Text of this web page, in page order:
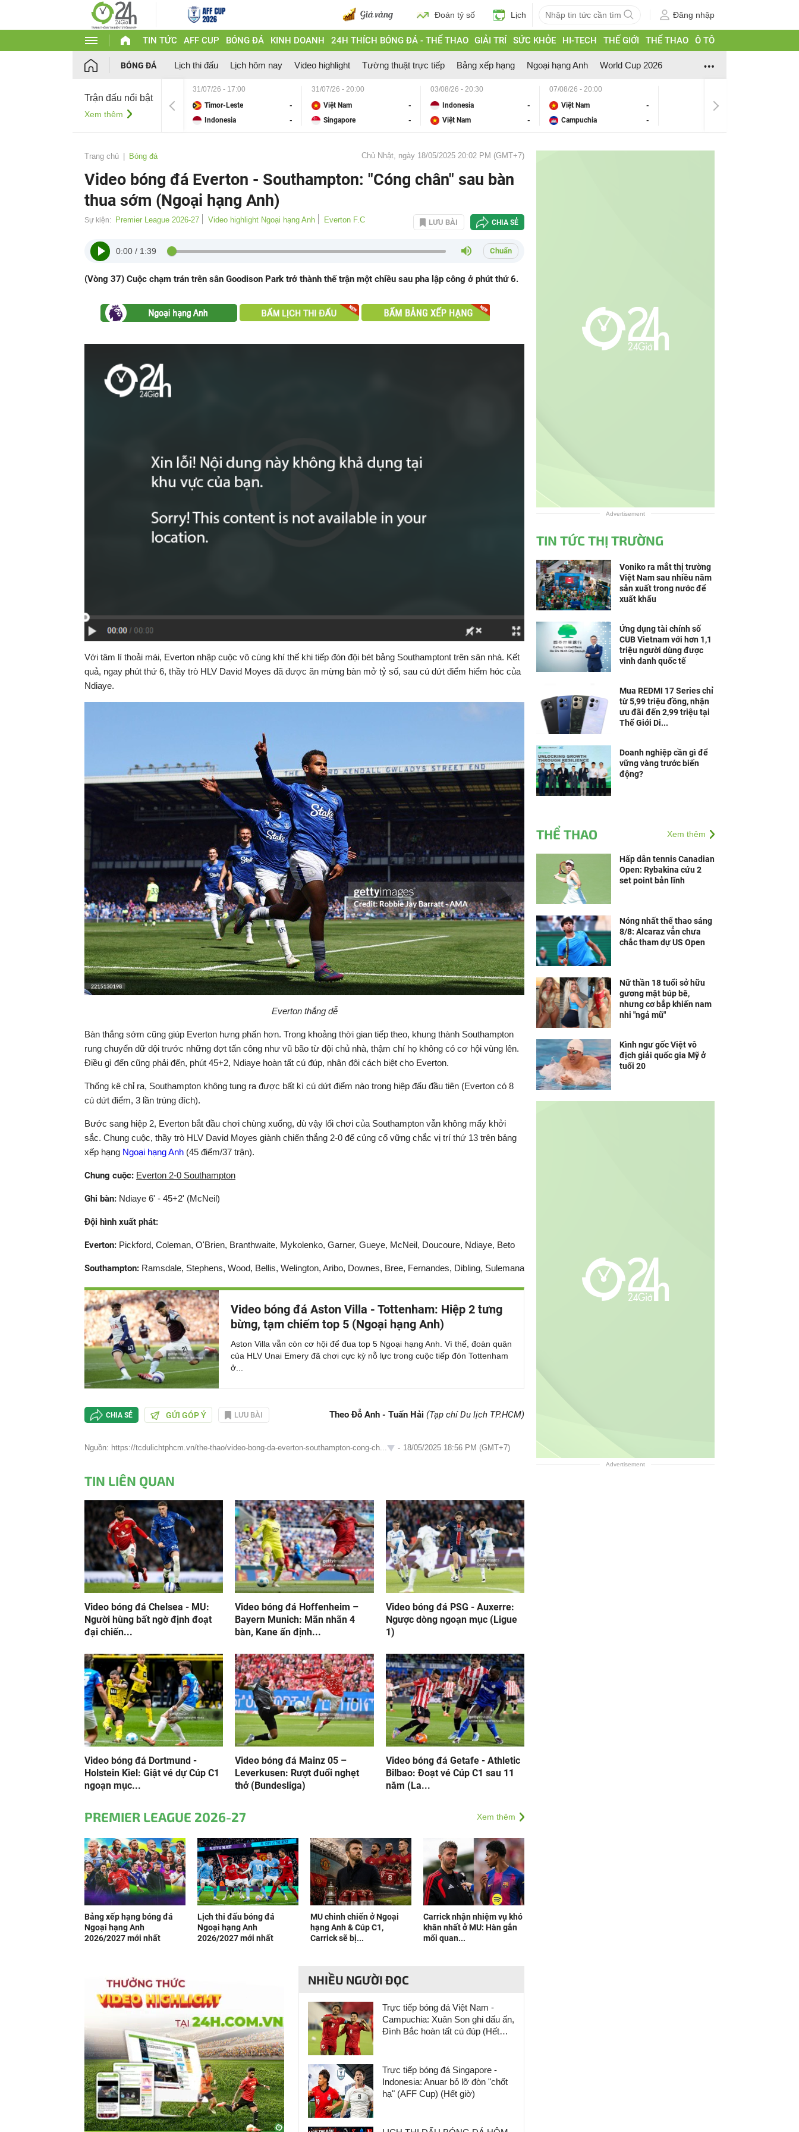
Đoán tỷ số Lịch Đăng nhập
TIN TỨC AFF CUP BÓNG ĐÁ KINH DOANH 24H THÍCH BÓNG ĐÁ - THỂ THAO GIẢI TRÍ SỨC KHỎE HI-TECH THẾ GIỚI THỂ THAO Ô TÔ
BÓNG ĐÁ Lịch thi đấu Lịch hôm nay Video highlight Tường thuật trực tiếp Bảng xếp hạng Ngoại hạng Anh World Cup 2026
Trận đấu nổi bật
Xem thêm
31/07/26 - 17:00
Timor-Leste
-
Indonesia
-
31/07/26 - 20:00
Việt Nam
-
Singapore
-
03/08/26 - 20:30
Indonesia
-
Việt Nam
-
07/08/26 - 20:00
Việt Nam
-
Campuchia
-
Trang chủ Bóng đá Chủ Nhật, ngày 18/05/2025 20:02 PM (GMT+7)
Video bóng đá Everton - Southampton: "Cóng chân" sau bàn
thua sớm (Ngoại hạng Anh)
Sự kiện: Premier League 2026-27 Video highlight Ngoại hạng Anh Everton F.C LƯU BÀI CHIA SẺ
0:00 / 1:39 Chuẩn
(Vòng 37) Cuộc chạm trán trên sân Goodison Park trở thành thế trận một chiều sau pha lập công ở phút thứ 6.
Với tâm lí thoải mái, Everton nhập cuộc vô cùng khí thế khi tiếp đón đội bét bảng Southamptont trên sân nhà. Kết
quả, ngay phút thứ 6, thầy trò HLV David Moyes đã được ăn mừng bàn mở tỷ số, sau cú dứt điểm hiểm hóc của
Ndiaye.
Everton thắng dễ
Bàn thắng sớm cũng giúp Everton hưng phấn hơn. Trong khoảng thời gian tiếp theo, khung thành Southampton
rung chuyển dữ dội trước những đợt tấn công như vũ bão từ đội chủ nhà, thậm chí họ không có cơ hội vùng lên.
Điều gì đến cũng phải đến, phút 45+2, Ndiaye hoàn tất cú đúp, nhân đôi cách biệt cho Everton.
Thống kê chỉ ra, Southampton không tung ra được bất kì cú dứt điểm nào trong hiệp đấu đầu tiên (Everton có 8
cú dứt điểm, 3 lần trúng đích).
Bước sang hiệp 2, Everton bắt đầu chơi chùng xuống, dù vậy lối chơi của Southampton vẫn không mấy khởi
sắc. Chung cuộc, thầy trò HLV David Moyes giành chiến thắng 2-0 để củng cố vững chắc vị trí thứ 13 trên bảng
xếp hạng Ngoại hạng Anh (45 điểm/37 trận).
Chung cuộc: Everton 2-0 Southampton
Ghi bàn: Ndiaye 6' - 45+2' (McNeil)
Đội hình xuất phát:
Everton: Pickford, Coleman, O'Brien, Branthwaite, Mykolenko, Garner, Gueye, McNeil, Doucoure, Ndiaye, Beto
Southampton: Ramsdale, Stephens, Wood, Bellis, Welington, Aribo, Downes, Bree, Fernandes, Dibling, Sulemana
Video bóng đá Aston Villa - Tottenham: Hiệp 2 tưng
bừng, tạm chiếm top 5 (Ngoại hạng Anh)
Aston Villa vẫn còn cơ hội để đua top 5 Ngoại hạng Anh. Vì thế, đoàn quân
của HLV Unai Emery đã chơi cực kỳ nỗ lực trong cuộc tiếp đón Tottenham
ở...
CHIA SẺ GỬI GÓP Ý LƯU BÀI Theo Đỗ Anh - Tuấn Hải (Tạp chí Du lịch TP.HCM)
Nguồn: https://tcdulichtphcm.vn/the-thao/video-bong-da-everton-southampton-cong-ch... - 18/05/2025 18:56 PM (GMT+7)
TIN LIÊN QUAN
Video bóng đá Chelsea - MU:
Người hùng bất ngờ định đoạt
đại chiến...
Video bóng đá Hoffenheim –
Bayern Munich: Mãn nhãn 4
bàn, Kane ấn định...
Video bóng đá PSG - Auxerre:
Ngược dòng ngoạn mục (Ligue
1)
Video bóng đá Dortmund -
Holstein Kiel: Giật vé dự Cúp C1
ngoạn mục...
Video bóng đá Mainz 05 –
Leverkusen: Rượt đuổi nghẹt
thở (Bundesliga)
Video bóng đá Getafe - Athletic
Bilbao: Đoạt vé Cúp C1 sau 11
năm (La...
PREMIER LEAGUE 2026-27 Xem thêm
Bảng xếp hạng bóng đá
Ngoại hạng Anh
2026/2027 mới nhất
Lịch thi đấu bóng đá
Ngoại hạng Anh
2026/2027 mới nhất
MU chinh chiến ở Ngoại
hạng Anh & Cúp C1,
Carrick sẽ bị...
Carrick nhận nhiệm vụ khó
khăn nhất ở MU: Hàn gắn
mối quan...
NHIỀU NGƯỜI ĐỌC
Trực tiếp bóng đá Việt Nam -
Campuchia: Xuân Son ghi dấu ấn,
Đình Bắc hoàn tất cú đúp (Hết
Trực tiếp bóng đá Singapore -
Indonesia: Anuar bỏ lỡ đòn "chốt
hạ" (AFF Cup) (Hết giờ)
Advertisement
TIN TỨC THỊ TRƯỜNG
Voniko ra mắt thị trường
Việt Nam sau nhiều năm
sản xuất trong nước để
xuất khẩu
Ứng dụng tài chính số
CUB Vietnam với hơn 1,1
triệu người dùng được
vinh danh quốc tế
Mua REDMI 17 Series chỉ
từ 5,99 triệu đồng, nhận
ưu đãi đến 2,99 triệu tại
Thế Giới Di...
Doanh nghiệp cần gì để
vững vàng trước biến
động?
THỂ THAO Xem thêm
Hấp dẫn tennis Canadian
Open: Rybakina cứu 2
set point bản lĩnh
Nóng nhất thể thao sáng
8/8: Alcaraz vẫn chưa
chắc tham dự US Open
Nữ thần 18 tuổi sở hữu
gương mặt búp bê,
nhưng cơ bắp khiến nam
nhi "ngả mũ"
Kình ngư gốc Việt vô
địch giải quốc gia Mỹ ở
tuổi 20
Advertisement